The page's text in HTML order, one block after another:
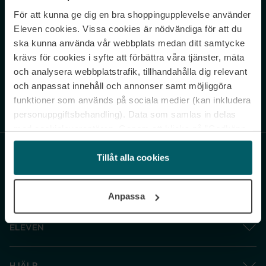
För att kunna ge dig en bra shoppingupplevelse använder
Eleven cookies. Vissa cookies är nödvändiga för att du
ska kunna använda vår webbplats medan ditt samtycke
krävs för cookies i syfte att förbättra våra tjänster, mäta
och analysera webbplatstrafik, tillhandahålla dig relevant
och anpassat innehåll och annonser samt möjliggöra
funktioner som används på sociala medier (kan inkludera
personuppgiftsbehandling). Data som samlas in delas
och gå vidare” accepterar du samtliga cookies medan du
under ”Inställningar” kan anpassa användningen av
cookies. Du kan återkalla ditt samtycke när som helst.
Tillåt alla cookies
Anpassa
Never miss a beat.
Sign up to our newsletter.
Genom att prenumerera accepterar du vår Integritetspolicy. Avprenumerera
ELEVEN